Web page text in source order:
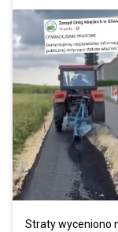
Straty wyceniono